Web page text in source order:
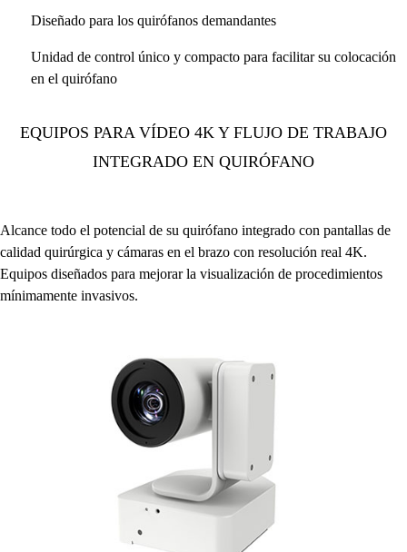
Diseñado para los quirófanos demandantes
Unidad de control único y compacto para facilitar su colocación
en el quirófano
EQUIPOS PARA VÍDEO 4K Y FLUJO DE TRABAJO
INTEGRADO EN QUIRÓFANO
Alcance todo el potencial de su quirófano integrado con pantallas de
calidad quirúrgica y cámaras en el brazo con resolución real 4K.
Equipos diseñados para mejorar la visualización de procedimientos
mínimamente invasivos.